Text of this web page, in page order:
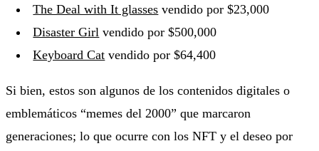
The Deal with It glasses vendido por $23,000
Disaster Girl vendido por $500,000
Keyboard Cat vendido por $64,400
Si bien, estos son algunos de los contenidos digitales o
emblemáticos “memes del 2000” que marcaron
generaciones; lo que ocurre con los NFT y el deseo por